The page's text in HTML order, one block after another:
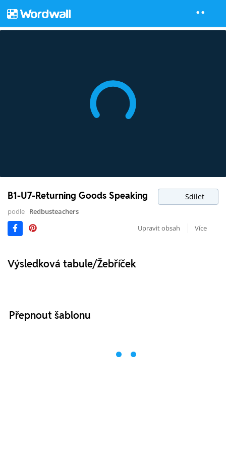
B1-U7-Returning Goods Speaking Sdílet
podle Redbusteachers
Upravit obsah
Více
Výsledková tabule/Žebříček
Přepnout šablonu